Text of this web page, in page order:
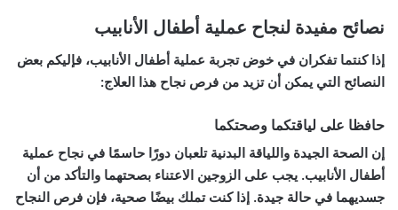
نصائح مفيدة لنجاح عملية أطفال الأنابيب
إذا كنتما تفكران في خوض تجربة عملية أطفال الأنابيب، فإليكم بعض
النصائح التي يمكن أن تزيد من فرص نجاح هذا العلاج:
حافظا على لياقتكما وصحتكما
إن الصحة الجيدة واللياقة البدنية تلعبان دورًا حاسمًا في نجاح عملية
أطفال الأنابيب. يجب على الزوجين الاعتناء بصحتهما والتأكد من أن
جسديهما في حالة جيدة. إذا كنت تملك بيضًا صحية، فإن فرص النجاح